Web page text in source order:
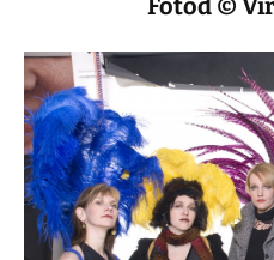
Fotod ©